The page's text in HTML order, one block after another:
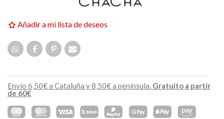
Añadir a mi lista de deseos
Envío 6,50€ a Cataluña y 8,50€ a península. Gratuito a partir
de 60€